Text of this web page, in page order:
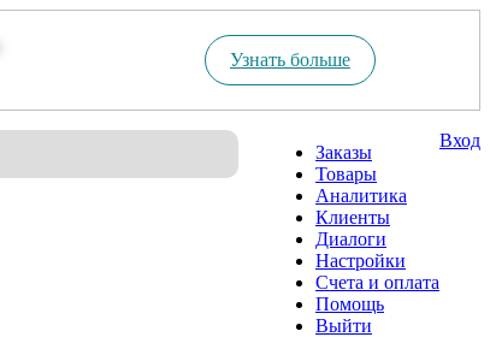
Узнать больше
Заказы
Товары
Аналитика
Клиенты
Диалоги
Настройки
Счета и оплата
Помощь
Выйти
Вход